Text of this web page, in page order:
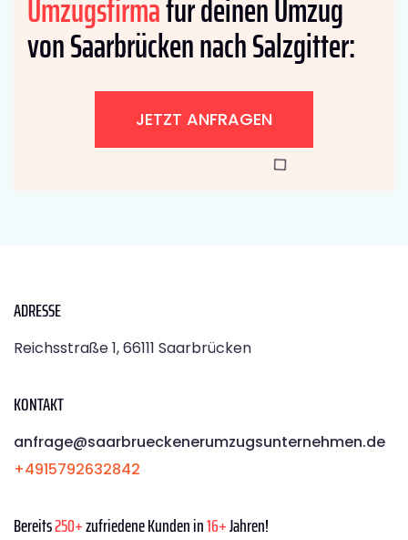
von Saarbrücken nach Salzgitter:
JETZT ANFRAGEN
ADRESSE
Reichsstraße 1, 66111 Saarbrücken
KONTAKT
anfrage@saarbrueckenerumzugsunternehmen.de
+4915792632842
Bereits250+zufriedene Kunden in16+Jahren!